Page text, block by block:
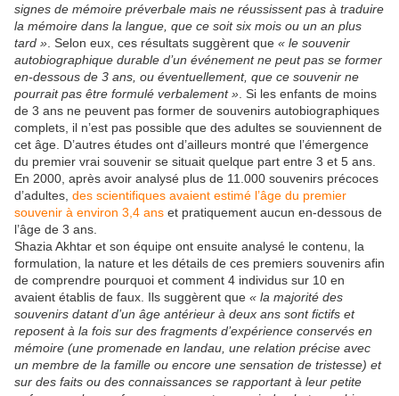
signes de mémoire préverbale mais ne réussissent pas à traduire
la mémoire dans la langue, que ce soit six mois ou un an plus
tard » . Selon eux, ces résultats suggèrent que « le souvenir
autobiographique durable d’un événement ne peut pas se former
en-dessous de 3 ans, ou éventuellement, que ce souvenir ne
pourrait pas être formulé verbalement » . Si les enfants de moins
de 3 ans ne peuvent pas former de souvenirs autobiographiques
complets, il n’est pas possible que des adultes se souviennent de
cet âge. D’autres études ont d’ailleurs montré que l’émergence
du premier vrai souvenir se situait quelque part entre 3 et 5 ans.
En 2000, après avoir analysé plus de 11.000 souvenirs précoces
d’adultes, des scientifiques avaient estimé l’âge du premier
souvenir à environ 3,4 ans et pratiquement aucun en-dessous de
l’âge de 3 ans.
Shazia Akhtar et son équipe ont ensuite analysé le contenu, la
formulation, la nature et les détails de ces premiers souvenirs afin
de comprendre pourquoi et comment 4 individus sur 10 en
avaient établis de faux. Ils suggèrent que « la majorité des
souvenirs datant d’un âge antérieur à deux ans sont fictifs et
reposent à la fois sur des fragments d’expérience conservés en
mémoire (une promenade en landau, une relation précise avec
un membre de la famille ou encore une sensation de tristesse) et
sur des faits ou des connaissances se rapportant à leur petite